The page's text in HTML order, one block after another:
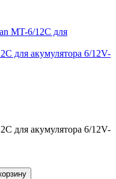
для акумулятора 6/12V-
для акумулятора 6/12V-